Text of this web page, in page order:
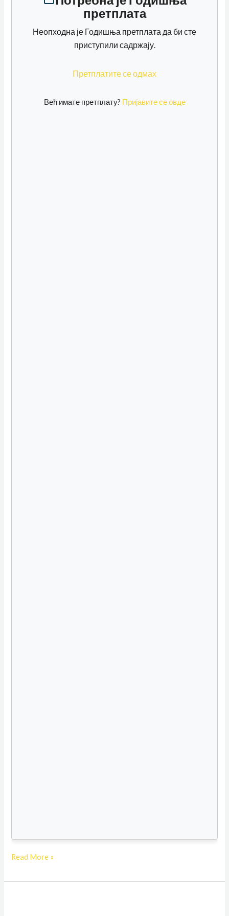
претплата
Неопходна је Годишња претплата да би сте
приступили садржају.
Претплатите се одмах
Већ имате претплату? Пријавите се овде
Read More »